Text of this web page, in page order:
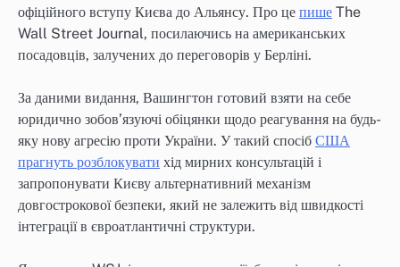
офіційного вступу Києва до Альянсу. Про це пише The
Wall Street Journal, посилаючись на американських
посадовців, залучених до переговорів у Берліні.
За даними видання, Вашингтон готовий взяти на себе
юридично зобов’язуючі обіцянки щодо реагування на будь-
яку нову агресію проти України. У такий спосіб США
прагнуть розблокувати хід мирних консультацій і
запропонувати Києву альтернативний механізм
довгострокової безпеки, який не залежить від швидкості
інтеграції в євроатлантичні структури.